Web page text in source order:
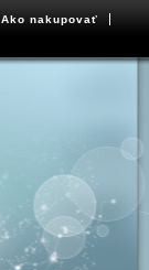
Ako nakupovať